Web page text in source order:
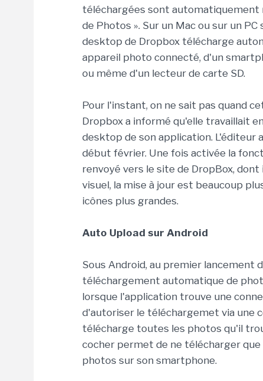
téléchargées sont automatiquement
de Photos ». Sur un Mac ou sur un
desktop de Dropbox télécharge
appareil photo connecté, d'un
ou même d'un lecteur de carte SD.
Pour l'instant, on ne sait pas quand
Dropbox a informé qu'elle travaillait
desktop de son application. L'éditeur
début février. Une fois activée la
renvoyé vers le site de DropBox,
visuel, la mise à jour est beaucoup
icônes plus grandes.
Auto Upload sur Android
Sous Android, au premier lancement
téléchargement automatique de
lorsque l'application trouve une
d'autoriser le téléchargemet via une
télécharge toutes les photos qu'il
cocher permet de ne télécharger
photos sur son smartphone.